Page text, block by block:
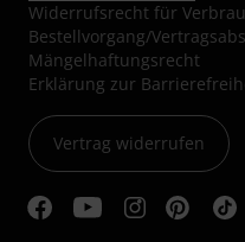
Widerrufsrecht für
Bestellvorgang/
Mängelhaftungsrecht
Erklärung zur
Vertrag widerrufen